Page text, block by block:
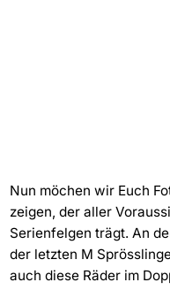
Nun möchen wir Euch
zeigen, der aller
Serienfelgen trägt. An
der letzten M
auch diese Räder im